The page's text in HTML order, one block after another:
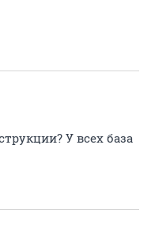
У всех база